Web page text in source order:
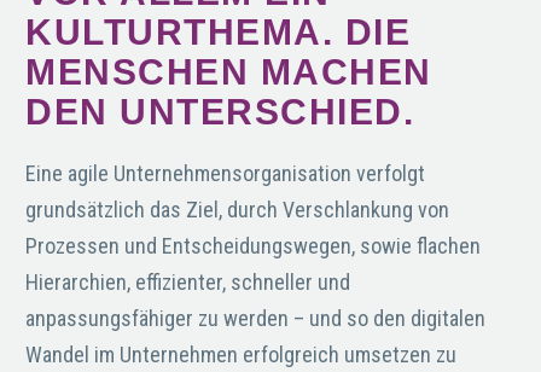
KULTURTHEMA. DIE
MENSCHEN MACHEN
DEN UNTERSCHIED.
Eine agile Unternehmensorganisation verfolgt
grundsätzlich das Ziel, durch Verschlankung von
Prozessen und Entscheidungswegen, sowie flachen
Hierarchien, effizienter, schneller und
anpassungsfähiger zu werden – und so den digitalen
Wandel im Unternehmen erfolgreich umsetzen zu